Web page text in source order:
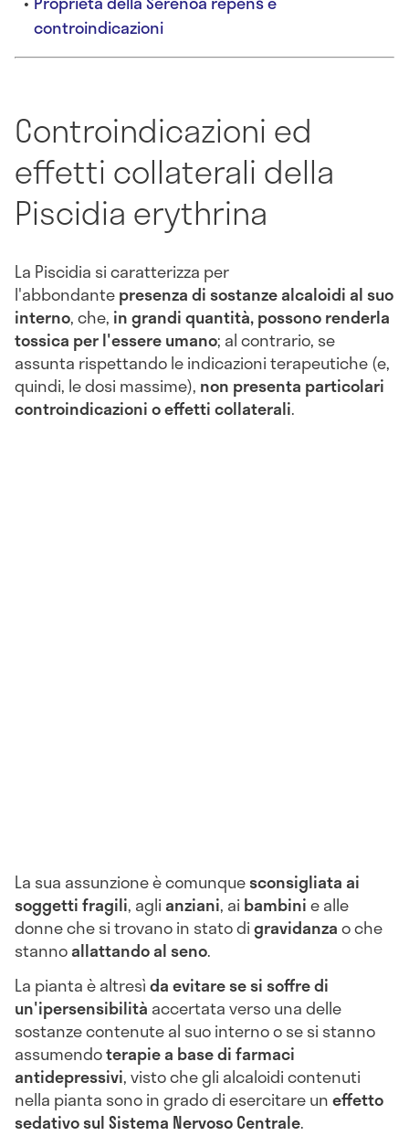
controindicazioni
Controindicazioni ed
effetti collaterali della
Piscidia erythrina
La Piscidia si caratterizza per
l'abbondantepresenza di sostanze alcaloidi al suo
interno, che, in grandi quantità, possono renderla
tossica per l'essere umano; al contrario, se
assunta rispettando le indicazioni terapeutiche (e,
quindi, le dosi massime), non presenta particolari
controindicazioni o effetti collaterali.
La sua assunzione è comunquesconsigliata ai
soggetti fragili, aglianziani, ai bambinie alle
donne che si trovano in stato digravidanzao che
stannoallattando al seno.
La pianta è altresìda evitare se si soffre di
un'ipersensibilità accertata verso una delle
sostanze contenute al suo interno o se si stanno
assumendoterapie a base di farmaci
antidepressivi, visto che gli alcaloidi contenuti
nella pianta sono in grado di esercitare uneffetto
sedativo sul Sistema Nervoso Centrale.